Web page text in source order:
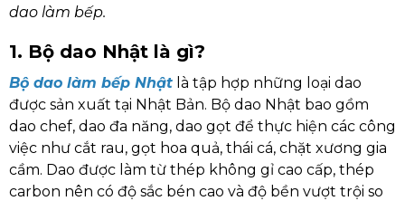
dao làm bếp.
1. Bộ dao Nhật là gì?
Bộ dao làm bếp Nhật là tập hợp những loại dao
được sản xuất tại Nhật Bản. Bộ dao Nhật bao gồm
dao chef, dao đa năng, dao gọt để thực hiện các công
việc như cắt rau, gọt hoa quả, thái cá, chặt xương gia
cầm. Dao được làm từ thép không gỉ cao cấp, thép
carbon nên có độ sắc bén cao và độ bền vượt trội so